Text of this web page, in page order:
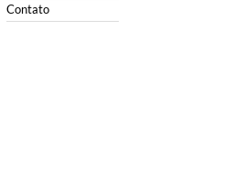
Contato